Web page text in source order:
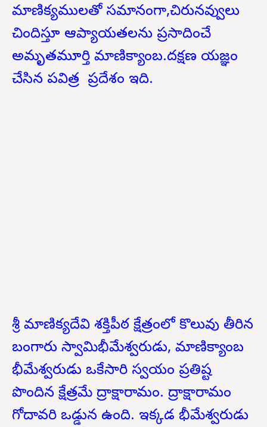
మాణిక్యములతో సమానంగా,చిరునవ్వులు
చిందిస్తూ ఆప్యాయతలను ప్రసాదించే
అమృతమూర్తి మాణిక్యాంబ.దక్షణ యజ్ఞం
చేసిన పవిత్ర ప్రదేశం ఇది.
శ్రీ మాణిక్యదేవి శక్తిపీఠ క్షేత్రంలో కొలువు తీరిన
బంగారు స్వామిభీమేశ్వరుడు, మాణిక్యాంబ
భీమేశ్వరుడు ఒకేసారి స్వయం ప్రతిష్ట
పొందిన క్షేత్రమే ద్రాక్షారామం. ద్రాక్షారామం
గోదావరి ఒడ్డున ఉంది. ఇక్కడ భీమేశ్వరుడు